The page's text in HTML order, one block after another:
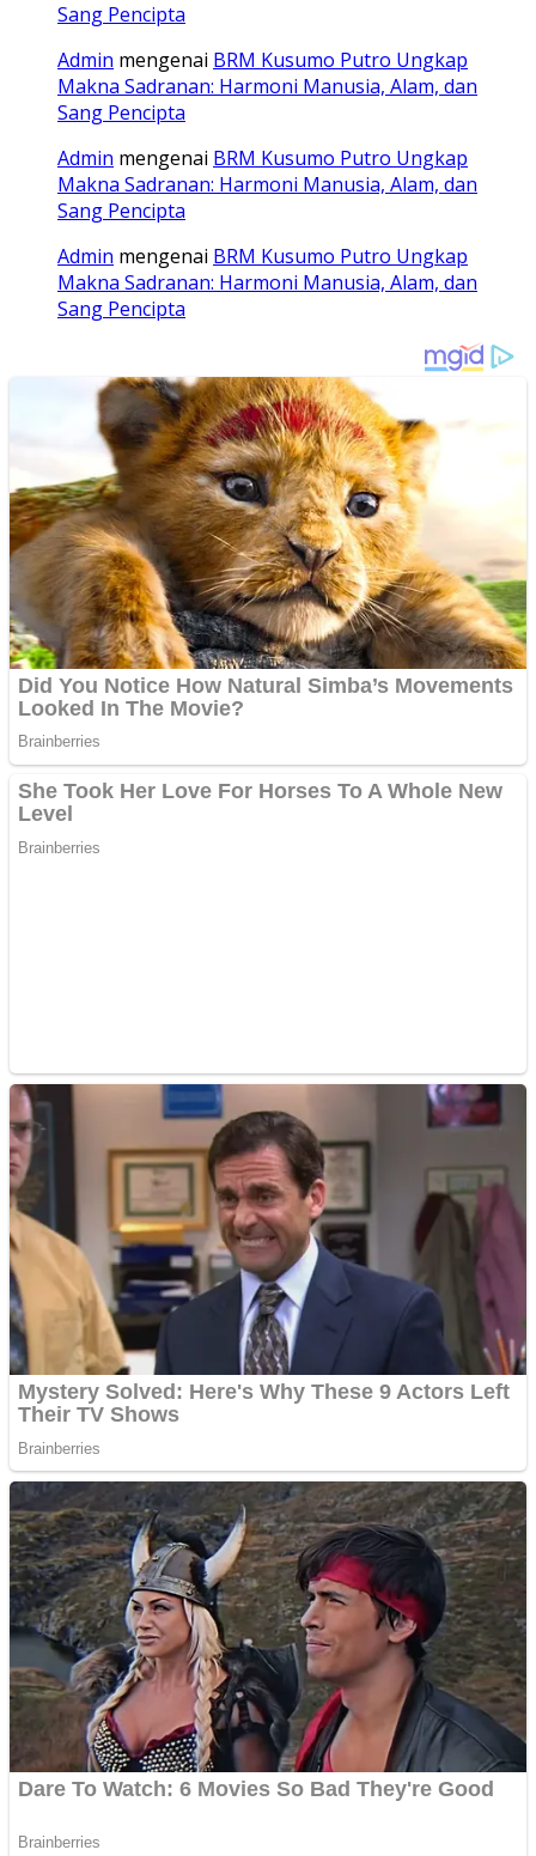
Sang Pencipta
Admin mengenai BRM Kusumo Putro Ungkap
Makna Sadranan: Harmoni Manusia, Alam, dan
Sang Pencipta
Admin mengenai BRM Kusumo Putro Ungkap
Makna Sadranan: Harmoni Manusia, Alam, dan
Sang Pencipta
Admin mengenai BRM Kusumo Putro Ungkap
Makna Sadranan: Harmoni Manusia, Alam, dan
Sang Pencipta